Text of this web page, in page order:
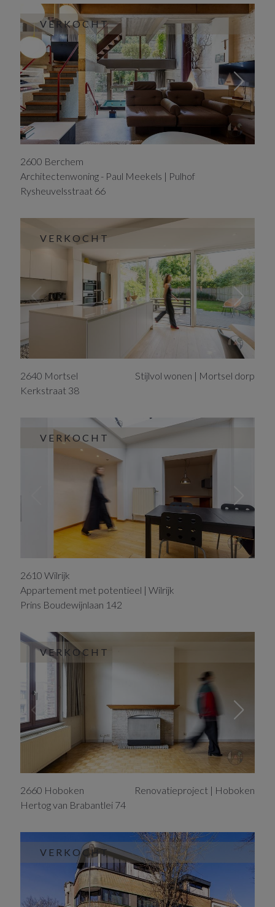
VERKOCHT
2600 Berchem
Rysheuvelsstraat 66
Architectenwoning - Paul Meekels | Pulhof
VERKOCHT
2640 Mortsel
Kerkstraat 38
Stijlvol wonen | Mortsel dorp
VERKOCHT
2610 Wilrijk
Prins Boudewijnlaan 142
Appartement met potentieel | Wilrijk
VERKOCHT
2660 Hoboken
Hertog van Brabantlei 74
Renovatieproject | Hoboken
VERKOCHT